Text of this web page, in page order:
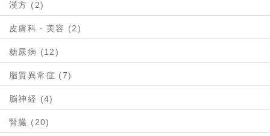
漢方 (2)
皮膚科・美容 (2)
糖尿病 (12)
脂質異常症 (7)
脳神経 (4)
腎臓 (20)